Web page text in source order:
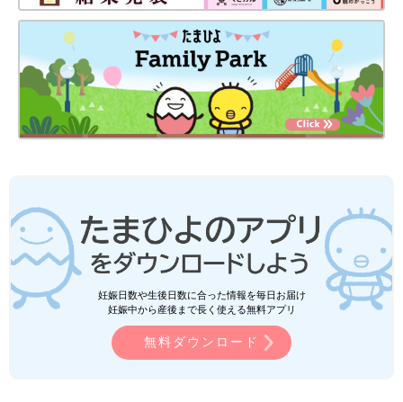
妊娠日数や生後日数に合った情報を毎日お届け
妊娠中から産後まで長く使える無料アプリ
無料ダウンロード